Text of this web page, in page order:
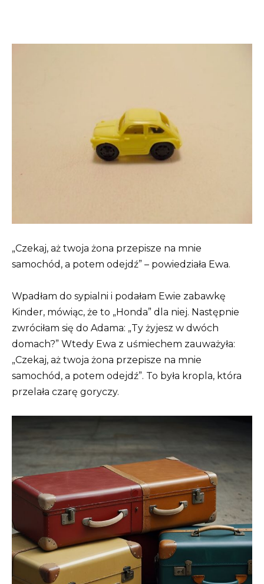
„Czekaj, aż twoja żona przepisze na mnie
samochód, a potem odejdź” – powiedziała Ewa.
Wpadłam do sypialni i podałam Ewie zabawkę
Kinder, mówiąc, że to „Honda” dla niej. Następnie
zwróciłam się do Adama: „Ty żyjesz w dwóch
domach?” Wtedy Ewa z uśmiechem zauważyła:
„Czekaj, aż twoja żona przepisze na mnie
samochód, a potem odejdź”. To była kropla, która
przelała czarę goryczy.